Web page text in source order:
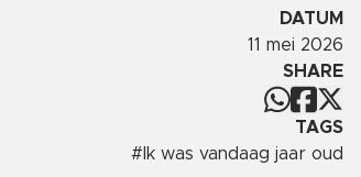
DATUM
11 mei 2026
SHARE
TAGS
# Ik was vandaag jaar oud